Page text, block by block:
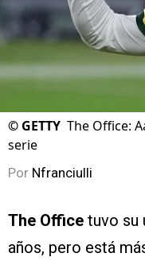
© GETTY The Office:
serie
Por Nfranciulli
The Office tuvo su
años, pero está